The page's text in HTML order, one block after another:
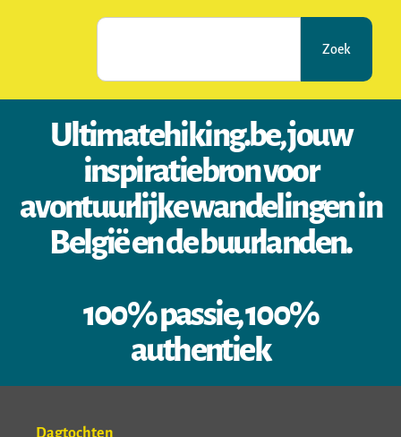
Zoek
Ultimatehiking.be, jouw
inspiratiebron voor
avontuurlijke wandelingen in
België en de buurlanden.
100% passie, 100%
authentiek
Dagtochten